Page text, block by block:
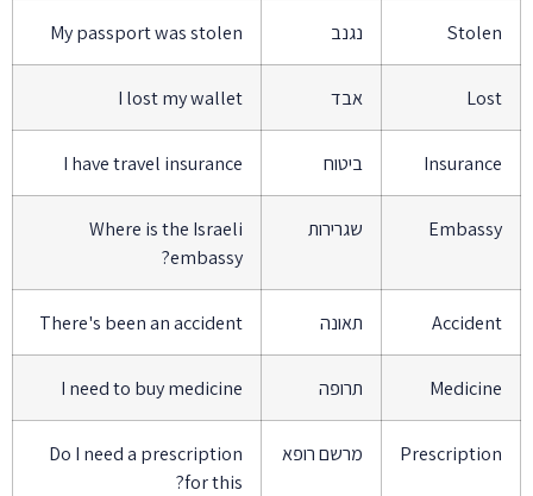
My passport was stolen
I lost my wallet
ביטוח I have travel insurance
שגרירות
Where is the Israeli
embassy?
תאונה There's been an accident
תרופה I need to buy medicine
מרשם רופא
Do I need a prescription
for this?